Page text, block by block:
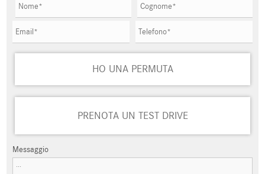
HO UNA PERMUTA
PRENOTA UN TEST DRIVE
Messaggio